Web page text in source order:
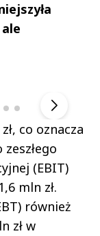
co oznacza
(EBIT)
mln zł.
również
zł w